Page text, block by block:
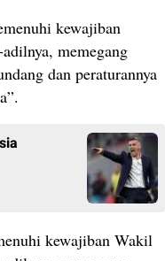
kewajiban
memegang
dan peraturannya
kewajiban Wakil